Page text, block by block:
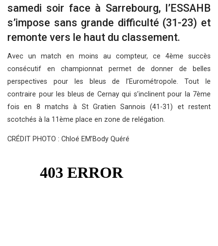
samedi soir face à Sarrebourg, l’ESSAHB
s’impose sans grande difficulté (31-23) et
remonte vers le haut du classement.
Avec un match en moins au compteur, ce 4ème succès
consécutif en championnat permet de donner de belles
perspectives pour les bleus de l’Eurométropole. Tout le
contraire pour les bleus de Cernay qui s’inclinent pour la 7ème
fois en 8 matchs à St Gratien Sannois (41-31) et restent
scotchés à la 11ème place en zone de relégation.
CRÉDIT PHOTO : Chloé EM’Body Quéré